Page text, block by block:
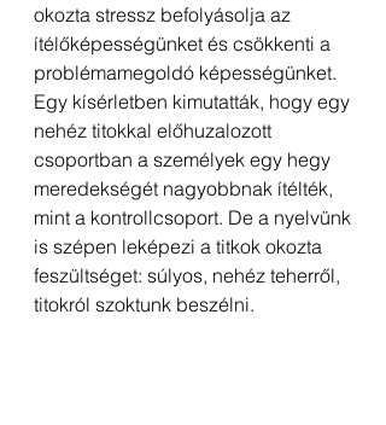
okozta stressz befolyásolja az
ítélőképességünket és csökkenti a
problémamegoldó képességünket.
Egy kísérletben kimutatták, hogy egy
nehéz titokkal előhuzalozott
csoportban a személyek egy hegy
meredekségét nagyobbnak ítélték,
mint a kontrollcsoport. De a nyelvünk
is szépen leképezi a titkok okozta
feszültséget: súlyos, nehéz teherről,
titokról szoktunk beszélni.